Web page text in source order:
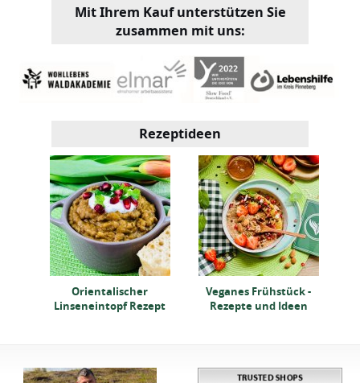
Mit Ihrem Kauf unterstützen Sie
zusammen mit uns:
Rezeptideen
Orientalischer
Linseneintopf Rezept
Veganes Frühstück -
Rezepte und Ideen